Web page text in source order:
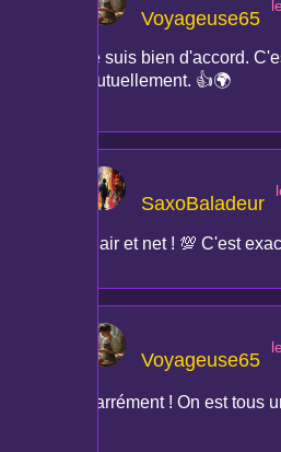
Voyageuse65
Je suis bien d'accord.
mutuellement. 👍🌍
SaxoBaladeur
Clair et net ! 💯 C'est
Voyageuse65
Carrément ! On est